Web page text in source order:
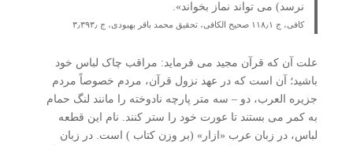
نرسد) می تواند نماز بخواند».
کافی، ج ۱۱۸٫۱ صحیح الکافی، تحقیق محمد باقر بهبودی، ج ۳٫۳۹۳٫
علت آن که قرآن مجید می فرماید: مراقب چاک لباس خود
باشید؛ آن است که در عهد نزول قرآن، مردم خصوصاً مردم
جزیره العرب، دو – سه متر پارچه نادوخته را مانند لنگ حمام
به کمر می بستند تا عورت خود را ستر کنند. نام این قطعه
لباس، در زبان عرب «ازار» (بر وزن کتاب ) است. در زبان